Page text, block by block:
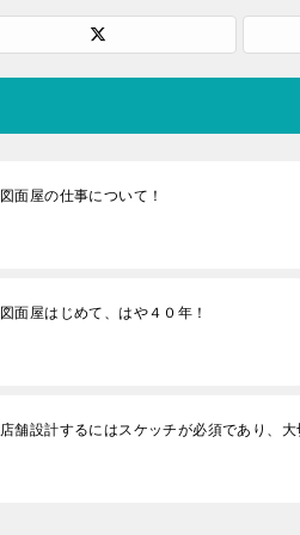
図面屋の仕事について！
図面屋はじめて、はや４０年！
店舗設計するにはスケッチが必須であり、大